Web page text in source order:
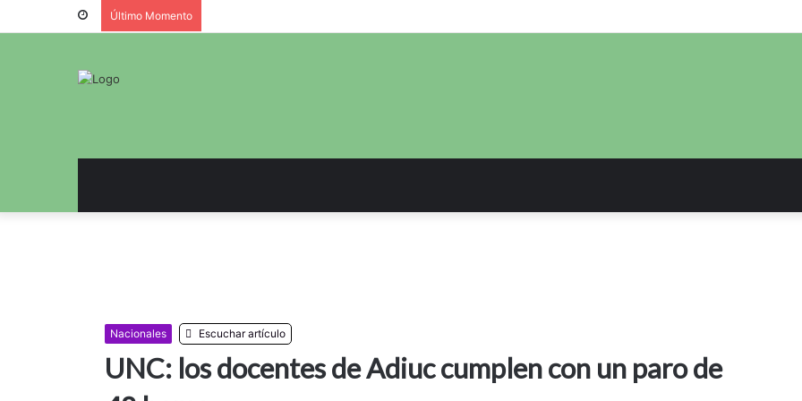
Último Momento
Nacionales Escuchar artículo
UNC: los docentes de Adiuc cumplen con un paro de